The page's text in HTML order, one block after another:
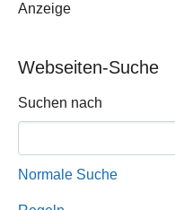
Anzeige
Webseiten-Suche
Suchformular
Suchen nach
Normale Suche